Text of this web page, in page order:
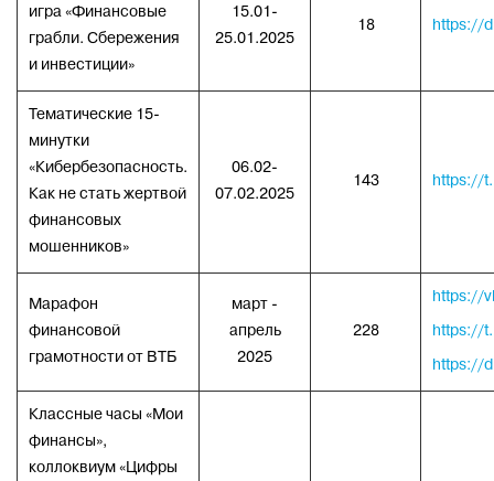
игра «Финансовые
грабли. Сбережения
и инвестиции»
15.01-
25.01.2025
18 https://
Тематические 15-
минутки
«Кибербезопасность.
Как не стать жертвой
финансовых
мошенников»
06.02-
07.02.2025
143 https://
Марафон
финансовой
грамотности от ВТБ
март -
апрель
2025
228
https://
https://
https://
Классные часы «Мои
финансы»,
коллоквиум «Цифры